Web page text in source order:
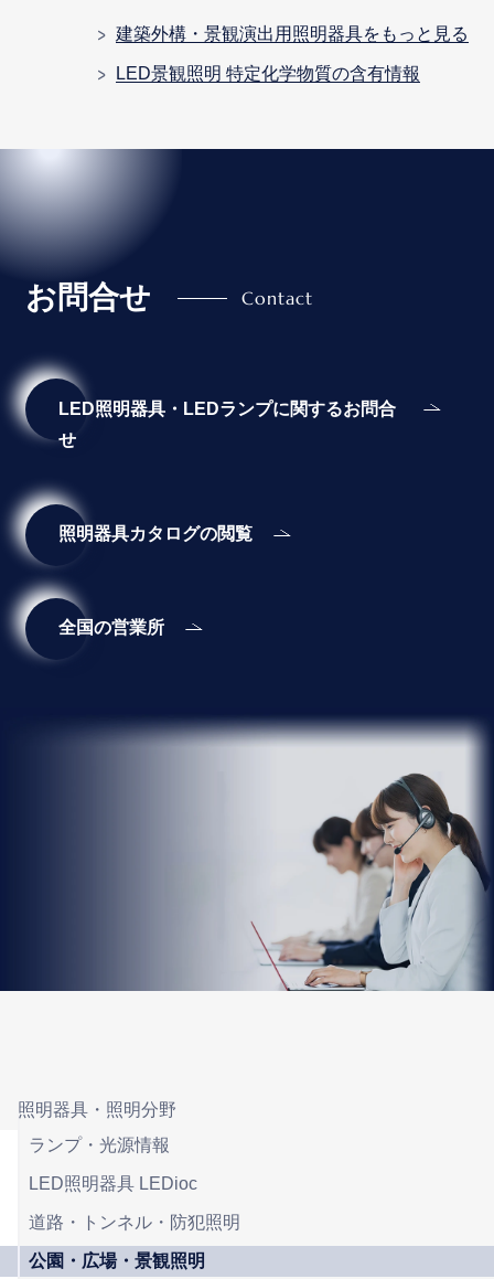
建築外構・景観演出用照明器具をもっと見る
LED景観照明 特定化学物質の含有情報
お問合せ
LED照明器具・LEDランプに関するお問合
せ
照明器具カタログの閲覧
全国の営業所
照明器具・照明分野
ランプ・光源情報
LED照明器具 LEDioc
道路・トンネル・防犯照明
公園・広場・景観照明